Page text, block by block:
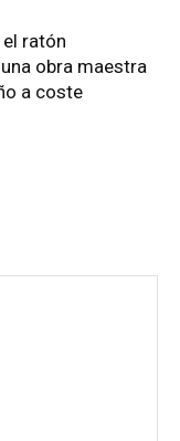
ratón
obra maestra
a coste